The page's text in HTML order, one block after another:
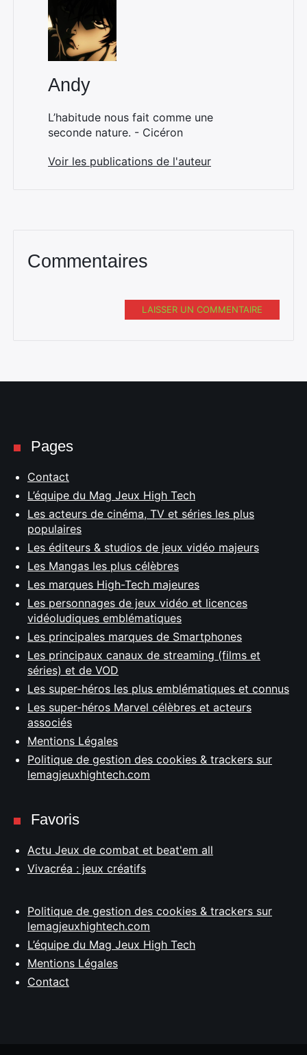
Andy
L’habitude nous fait comme une
seconde nature. - Cicéron
Voir les publications de l'auteur
Commentaires
LAISSER UN COMMENTAIRE
Pages
Contact
L’équipe du Mag Jeux High Tech
Les acteurs de cinéma, TV et séries les plus
populaires
Les éditeurs & studios de jeux vidéo majeurs
Les Mangas les plus célèbres
Les marques High-Tech majeures
Les personnages de jeux vidéo et licences
vidéoludiques emblématiques
Les principales marques de Smartphones
Les principaux canaux de streaming (films et
séries) et de VOD
Les super-héros les plus emblématiques et connus
Les super-héros Marvel célèbres et acteurs
associés
Mentions Légales
Politique de gestion des cookies & trackers sur
lemagjeuxhightech.com
Favoris
Actu Jeux de combat et beat'em all
Vivacréa : jeux créatifs
Politique de gestion des cookies & trackers sur
lemagjeuxhightech.com
L’équipe du Mag Jeux High Tech
Mentions Légales
Contact